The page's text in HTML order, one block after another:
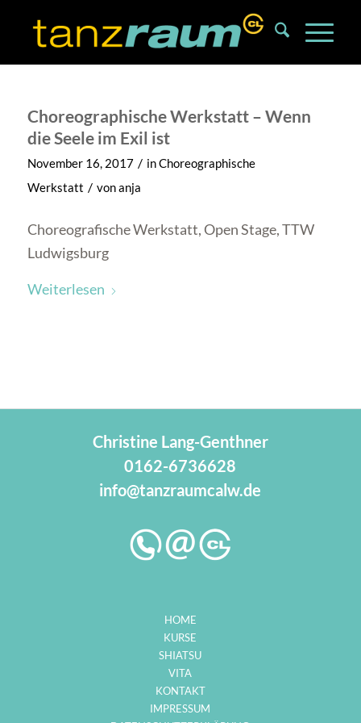
Choreographische Werkstatt – Wenn
die Seele im Exil ist
November 16, 2017 / inChoreographische
Werkstatt / vonanja
Choreografische Werkstatt, Open Stage, TTW
Ludwigsburg
Weiterlesen
Christine Lang-Genthner
0162-6736628
info@tanzraumcalw.de
HOME
KURSE
SHIATSU
VITA
KONTAKT
IMPRESSUM